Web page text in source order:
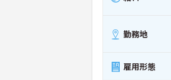
勤務地
雇用形態